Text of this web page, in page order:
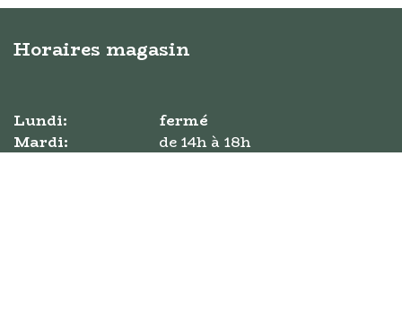
Horaires magasin
Lundi:
fermé
Mardi:
​de ​14h à 18h